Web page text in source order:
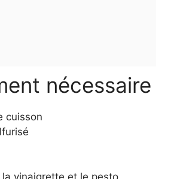
nécessaire
cuisson
la vinaigrette et le pesto